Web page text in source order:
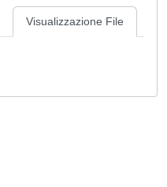
Visualizzazione File